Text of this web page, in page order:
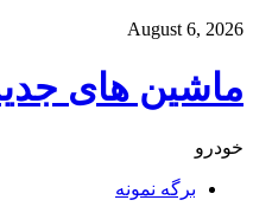
August 6, 2026
ماشین های
خودرو
برگه نمونه